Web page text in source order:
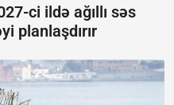
ci ildə ağıllı səs
planlaşdırır